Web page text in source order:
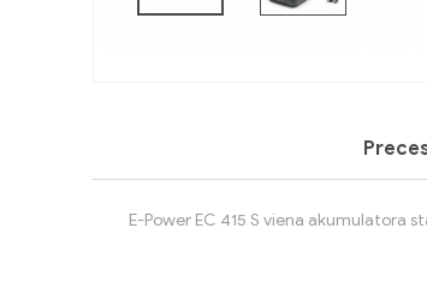
E-Power EC 415 S viena akumulatora